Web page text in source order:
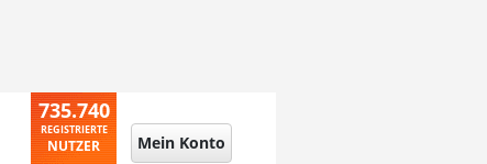
735.740
REGISTRIERTE
NUTZER Mein Konto